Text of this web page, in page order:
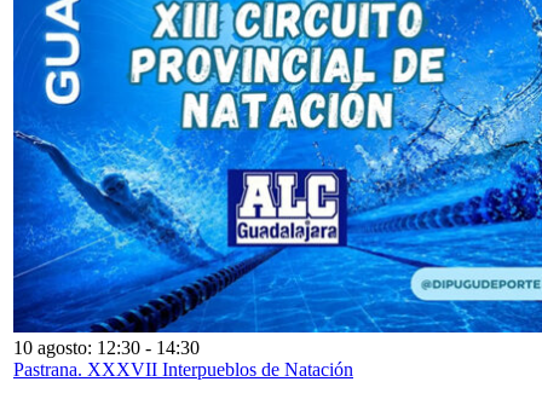
10 agosto: 12:30 - 14:30
Pastrana. XXXVII Interpueblos de Natación